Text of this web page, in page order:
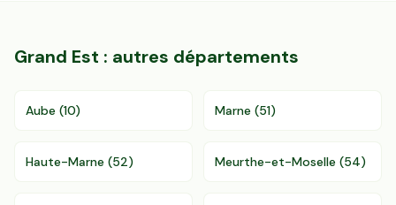
Grand Est : autres départements
Aube (10) Marne (51)
Haute-Marne (52) Meurthe-et-Moselle (54)